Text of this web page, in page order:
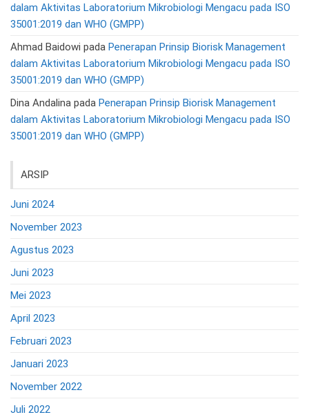
dalam Aktivitas Laboratorium Mikrobiologi Mengacu pada ISO
35001:2019 dan WHO (GMPP)
Ahmad Baidowi pada Penerapan Prinsip Biorisk Management
dalam Aktivitas Laboratorium Mikrobiologi Mengacu pada ISO
35001:2019 dan WHO (GMPP)
Dina Andalina pada Penerapan Prinsip Biorisk Management
dalam Aktivitas Laboratorium Mikrobiologi Mengacu pada ISO
35001:2019 dan WHO (GMPP)
ARSIP
Juni 2024
November 2023
Agustus 2023
Juni 2023
Mei 2023
April 2023
Februari 2023
Januari 2023
November 2022
Juli 2022